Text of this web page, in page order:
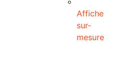
Affiche
sur-
mesure